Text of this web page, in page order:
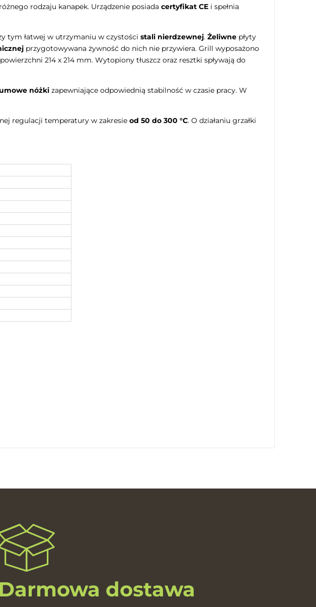
rodzaju kanapek. Urządzenie posiada certyfikat CE i spełnia
tym łatwej w utrzymaniu w czystości stali nierdzewnej. Żeliwne płyty
przygotowywana żywność do nich nie przywiera. Grill wyposażono
214 x 214 mm. Wytopiony tłuszcz oraz resztki spływają do
nóżki zapewniające odpowiednią stabilność w czasie pracy. W
regulacji temperatury w zakresie od 50 do 300 °C. O działaniu grzałki
Darmowa dostawa